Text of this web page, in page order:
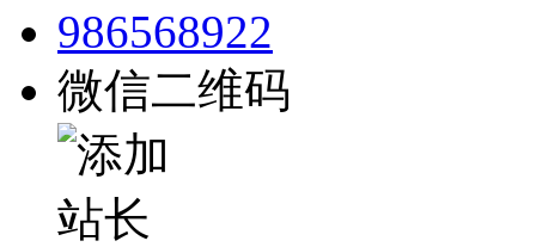
986568922
微信二维码